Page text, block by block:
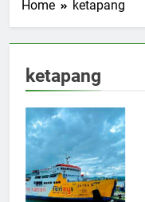
Home ketapang
ketapang